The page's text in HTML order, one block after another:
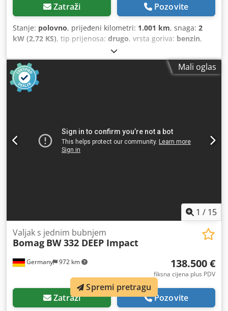
Zatraži Pozovite
Stanje: polovno, prijeđeni kilometri: 1.001 km, snaga: 2
kW (2,72 KS), tip prijenosa: drugo, vrsta goriva: benzin,
62 kg
Godina izgradnje:2009, kabina vozača:drugo,
Mali oglas
1 / 15
Germany 972 km
Valjak s jednim bubnjem
Bomag BW 332 DEEP Impact
138.500 €
fiksna cijena plus PDV
Zatraži Pozovite
Spremi pretragu